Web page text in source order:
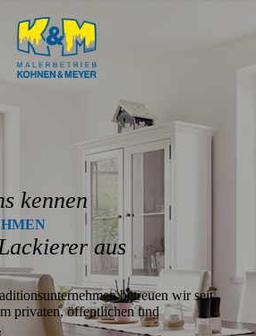
kennen
aus
betreuen wir seit
privaten, öffentlichen und